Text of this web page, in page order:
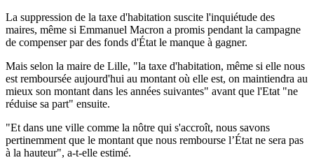
La suppression de la taxe d'habitation suscite l'inquiétude des
maires, même si Emmanuel Macron a promis pendant la campagne
de compenser par des fonds d'État le manque à gagner.
Mais selon la maire de Lille, "la taxe d'habitation, même si elle nous
est remboursée aujourd'hui au montant où elle est, on maintiendra au
mieux son montant dans les années suivantes" avant que l'Etat "ne
réduise sa part" ensuite.
"Et dans une ville comme la nôtre qui s'accroît, nous savons
pertinemment que le montant que nous rembourse l’État ne sera pas
à la hauteur", a-t-elle estimé.